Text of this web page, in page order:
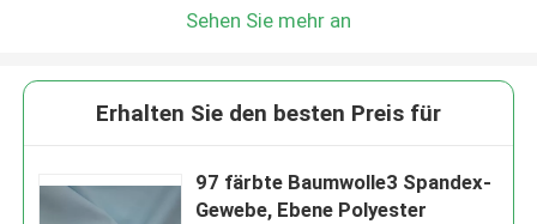
Sehen Sie mehr an
Erhalten Sie den besten Preis für
97 färbte Baumwolle3 Spandex-
Gewebe, Ebene Polyester